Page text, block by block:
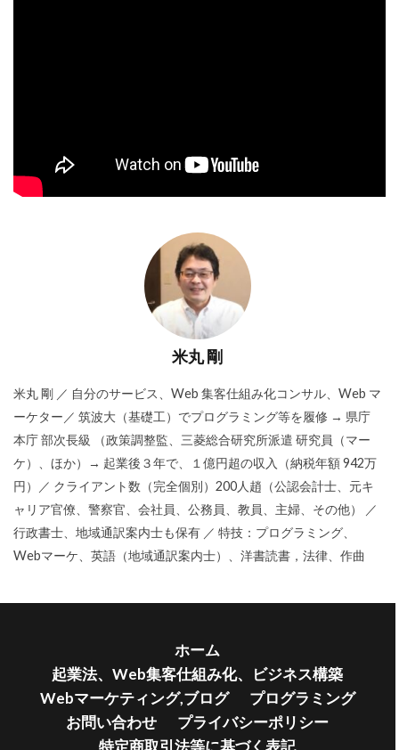
米丸 剛
米丸 剛 ／ 自分のサービス、Web 集客仕組み化コンサル、Web マ
ーケター／ 筑波大（基礎工）でプログラミング等を履修 → 県庁
本庁 部次長級 （政策調整監、三菱総合研究所派遣 研究員（マー
ケ）、ほか）→ 起業後３年で、１億円超の収入（納税年額 942万
円）／ クライアント数（完全個別）200人趙（公認会計士、元キ
ャリア官僚、警察官、会社員、公務員、教員、主婦、その他） ／
行政書士、地域通訳案内士も保有 ／ 特技：プログラミング、
Webマーケ、英語（地域通訳案内士）、洋書読書，法律、作曲
ホーム
起業法、Web集客仕組み化、ビジネス構築
Webマーケティング,ブログ
プログラミング
お問い合わせ
プライバシーポリシー
特定商取引法等に基づく表記